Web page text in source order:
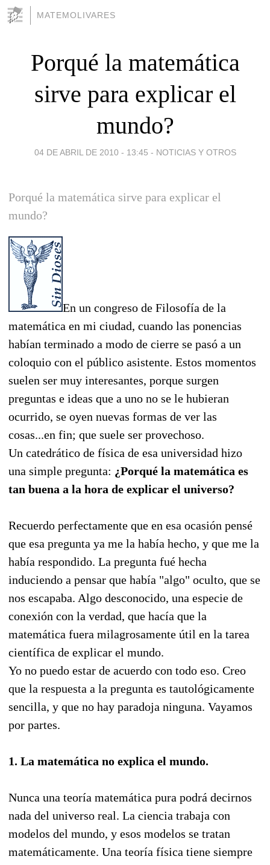
MATEMOLIVARES
Porqué la matemática
sirve para explicar el
mundo?
04 DE ABRIL DE 2010 - 13:45 - NOTICIAS Y OTROS
Porqué la matemática sirve para explicar el
mundo?
En un congreso de Filosofía de la
matemática en mi ciudad, cuando las ponencias
habían terminado a modo de cierre se pasó a un
coloquio con el público asistente. Estos momentos
suelen ser muy interesantes, porque surgen
preguntas e ideas que a uno no se le hubieran
ocurrido, se oyen nuevas formas de ver las
cosas...en fin; que suele ser provechoso.
Un catedrático de física de esa universidad hizo
una simple pregunta: ¿Porqué la matemática es
tan buena a la hora de explicar el universo?
Recuerdo perfectamente que en esa ocasión pensé
que esa pregunta ya me la había hecho, y que me la
había respondido. La pregunta fué hecha
induciendo a pensar que había "algo" oculto, que se
nos escapaba. Algo desconocido, una especie de
conexión con la verdad, que hacía que la
matemática fuera milagrosamente útil en la tarea
científica de explicar el mundo.
Yo no puedo estar de acuerdo con todo eso. Creo
que la respuesta a la pregunta es tautológicamente
sencilla, y que no hay paradoja ninguna. Vayamos
por partes.
1. La matemática no explica el mundo.
Nunca una teoría matemática pura podrá decirnos
nada del universo real. La ciencia trabaja con
modelos del mundo, y esos modelos se tratan
matemáticamente. Una teoría física tiene siempre